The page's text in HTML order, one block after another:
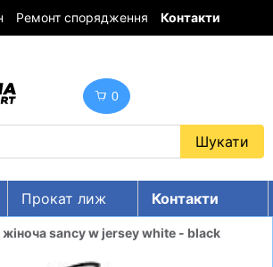
Ремонт спорядження Контакти
0
Прокат лиж
Контакти
жіноча sancy w jersey white - black